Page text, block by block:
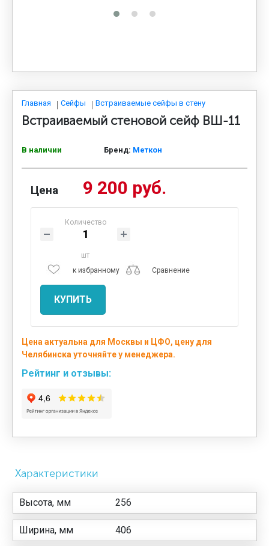
СИСТЕМЫ ХРАНЕНИЯ
МЕБЕЛЬ ДЛЯ ДОМА
СТАЛЬНЫЕ ДВЕРИ
Главная Сейфы Встраиваемые сейфы в стену
Встраиваемый стеновой сейф ВШ-11
В наличии Бренд: Меткон
Цена 9 200 руб.
Количество
шт
к избранному
Сравнение
КУПИТЬ
Цена актуальна для Москвы и ЦФО, цену для
Челябинска уточняйте у менеджера.
Рейтинг и отзывы:
Характеристики
Высота, мм 256
Ширина, мм 406